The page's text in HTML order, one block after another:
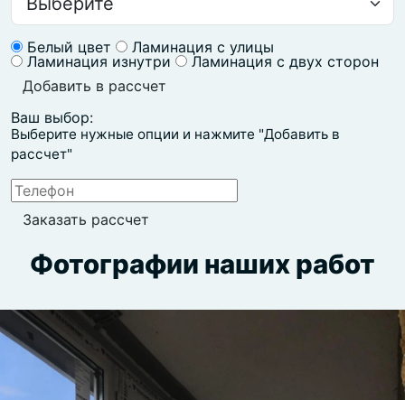
Белый цвет
Ламинация с улицы
Ламинация изнутри
Ламинация с двух сторон
Добавить в рассчет
Ваш выбор:
Выберите нужные опции и нажмите "Добавить в
рассчет"
Фотографии наших работ